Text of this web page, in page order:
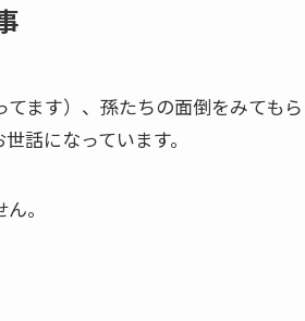
ます）、孫たちの面倒をみてもら
話になっています。
。